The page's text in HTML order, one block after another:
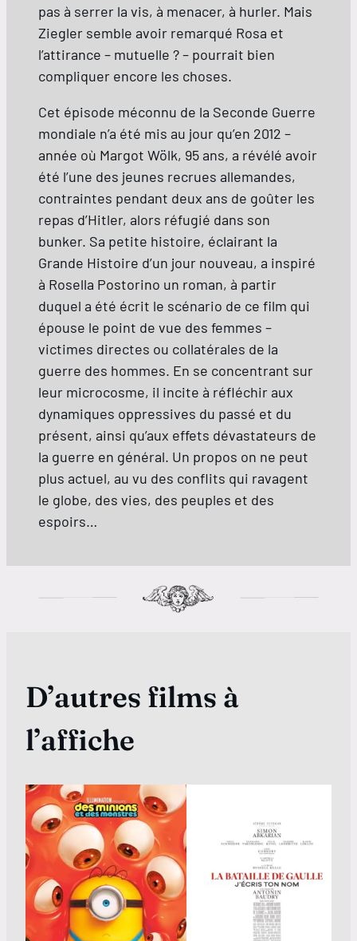
pas à serrer la vis, à menacer, à hurler. Mais
Ziegler semble avoir remarqué Rosa et
l’attirance – mutuelle ? – pourrait bien
compliquer encore les choses.
Cet épisode méconnu de la Seconde Guerre
mondiale n’a été mis au jour qu’en 2012 –
année où Margot Wölk, 95 ans, a révélé avoir
été l’une des jeunes recrues allemandes,
contraintes pendant deux ans de goûter les
repas d’Hitler, alors réfugié dans son
bunker. Sa petite histoire, éclairant la
Grande Histoire d’un jour nouveau, a inspiré
à Rosella Postorino un roman, à partir
duquel a été écrit le scénario de ce film qui
épouse le point de vue des femmes –
victimes directes ou collatérales de la
guerre des hommes. En se concentrant sur
leur microcosme, il incite à réfléchir aux
dynamiques oppressives du passé et du
présent, ainsi qu’aux effets dévastateurs de
la guerre en général. Un propos on ne peut
plus actuel, au vu des conflits qui ravagent
le globe, des vies, des peuples et des
espoirs…
D’autres films à
l’affiche